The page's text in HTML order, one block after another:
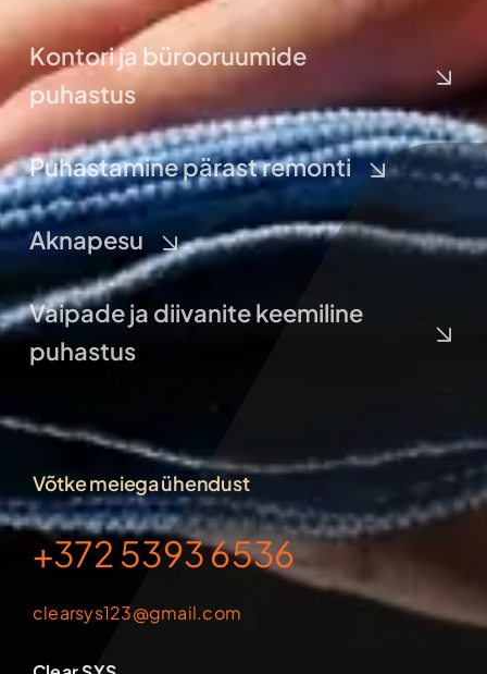
Kontori ja bürooruumide
puhastus
Puhastamine pärast remonti
Aknapesu
Vaipade ja diivanite keemiline
puhastus
Võtke meiega ühendust
+372 5393 6536
clearsys123@gmail.com